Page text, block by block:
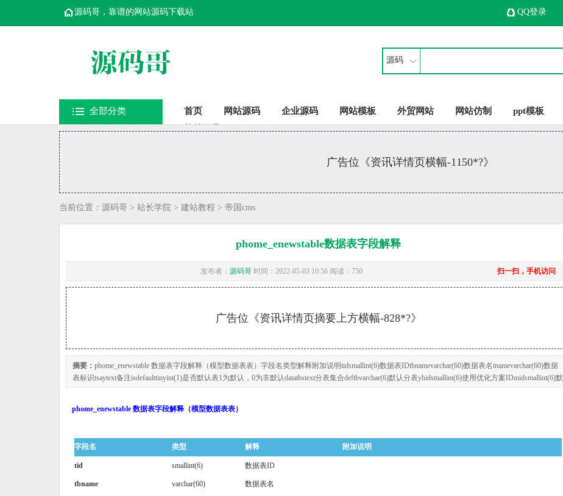
源码哥，靠谱的网站源码下载站 QQ登录
源码
全部分类 首页 网站源码 企业源码 网站模板 外贸网站 网站仿制 ppt模板
广告位《资讯详情页横幅-1150*?》
当前位置： 源码哥 > 站长学院 > 建站教程 > 帝国cms
phome_enewstable数据表字段解释
发布者： 源码哥 时间：2022-05-03 10:56 阅读：750 扫一扫，手机访问
广告位《资讯详情页摘要上方横幅-828*?》
摘要： phome_enewstable 数据表字段解释（模型数据表表）字段名类型解释附加说明tidsmallint(6)数据表IDtbnamevarchar(60)数据表名tnamevarchar(60)数据
表标识tsaytext备注isdefaulttinyint(1)是否默认表1为默认，0为非默认datatbstext分表集合deftbvarchar(6)默认分表yhidsmallint(6)使用优化方案IDmidsmallint(6)默
phome_enewstable 数据表字段解释（模型数据表表）
字段名 类型 解释 附加说明
tid smallint(6) 数据表ID
tbname varchar(60) 数据表名